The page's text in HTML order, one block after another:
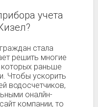
учета
стала
решить многие
которых раньше
Чтобы ускорить
водосчетчиков,
оналйн-
компании, то